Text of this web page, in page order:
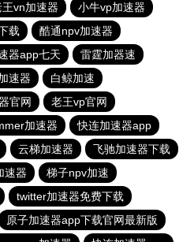
王vn加速器
小牛vp加速器
载
酷通npv加速器
器app七天
雷霆加器速
速器
白鲸加速
官网
老王vp官网
加速器
快连加速器app
云梯加速器
飞驰加速器下载
速器
梯子npv加速
twitter加速器免费下载
原子加速器app下载官网最新版